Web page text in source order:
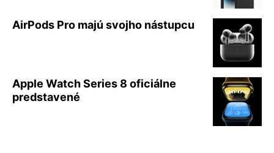
AirPods Pro majú svojho nástupcu
Apple Watch Series 8 oficiálne
predstavené